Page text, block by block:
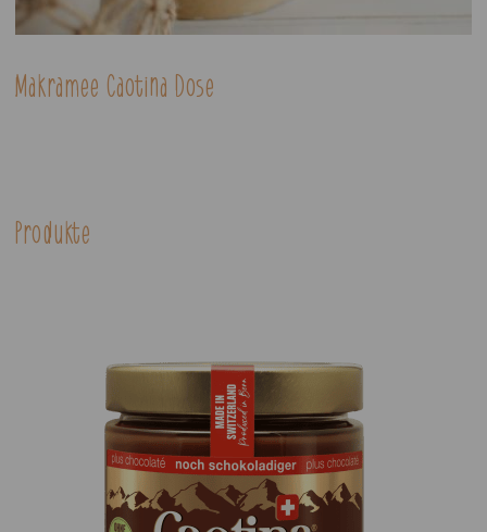
Makramee Caotina Dose
Produkte